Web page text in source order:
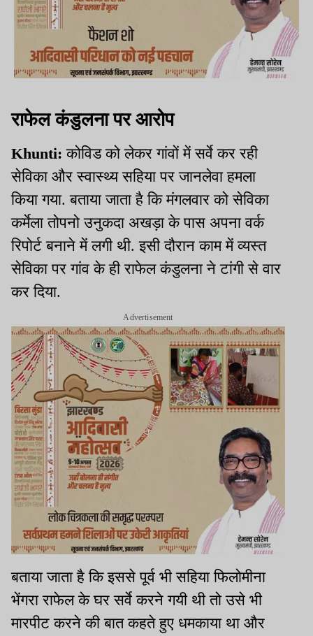
राफेल कंडुलना पर आरोप
Khunti: कोविड को लेकर गांवों में सर्वे कर रही
सेविका और स्वास्थ्य सहिया पर जानलेवा हमला
किया गया. बताया जाता है कि मंगलवार को सेविका
कर्मेला तोपनो उनुकदा अखड़ा के पास अपना वर्क
रिपोर्ट बनाने में लगी थी. इसी दौरान काम में व्यस्त
सेविका पर गांव के ही राफेल कंडुलना ने टांगी से वार
कर दिया.
Advertisement
बताया जाता है कि इससे पूर्व भी सहिया फिलोमीना
भेंगरा राफेल के घर सर्वे करने गयी थी तो उसे भी
मारपीट करने की बात कहते हुए धमकाया था और